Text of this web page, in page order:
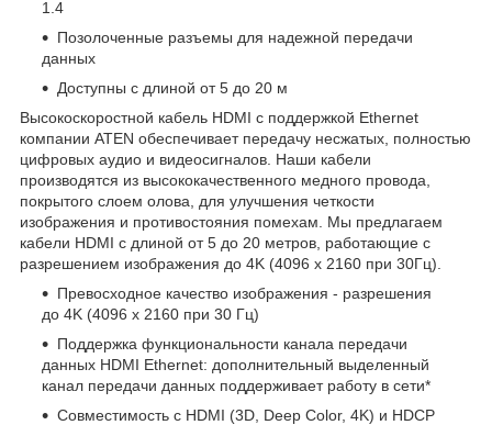
1.4
Позолоченные разъемы для надежной передачи
данных
Доступны с длиной от 5 до 20 м
Высокоскоростной кабель HDMI с поддержкой Ethernet
компании ATEN обеспечивает передачу несжатых, полностью
цифровых аудио и видеосигналов. Наши кабели
производятся из высококачественного медного провода,
покрытого слоем олова, для улучшения четкости
изображения и противостояния помехам. Мы предлагаем
кабели HDMI с длиной от 5 до 20 метров, работающие с
разрешением изображения до 4K (4096 х 2160 при 30Гц).
Превосходное качество изображения - разрешения
до 4K (4096 x 2160 при 30 Гц)
Поддержка функциональности канала передачи
данных HDMI Ethernet: дополнительный выделенный
канал передачи данных поддерживает работу в сети*
Совместимость с HDMI (3D, Deep Color, 4K) и HDCP